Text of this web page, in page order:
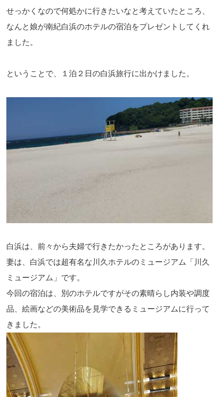
せっかくなので何処かに行きたいなと考えていたところ、
なんと娘が南紀白浜のホテルの宿泊をプレゼントしてくれ
ました。
ということで、１泊２日の白浜旅行に出かけました。
白浜は、前々から夫婦で行きたかったところがあります。
妻は、白浜では超有名な川久ホテルのミュージアム「川久
ミュージアム」です。
今回の宿泊は、別のホテルですがその素晴らし内装や調度
品、絵画などの美術品を見学できるミュージアムに行って
きました。